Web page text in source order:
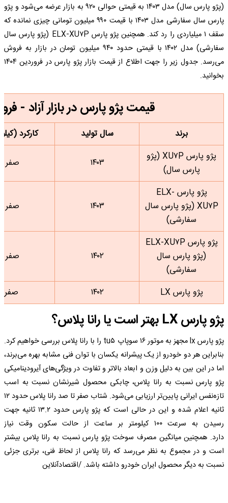
(پژو پارس سال) مدل ۱۴۰۳ به قیمتی حوالی ۹۲۰ به بازار عرضه می‌شود و پژو
پارس سال سفارشی مدل ۱۴۰۳ با قیمت ۹۹۰ میلیون تومانی چیزی نمانده که
سقف ۱ میلیاردی را رد کند. همچنین پژو پارس ELX-XU۷P (پژو پارس سال
سفارشی) مدل ۱۴۰۲ با قیمتی حدود ۹۴۰ میلیون تومان در بازار به فروش
می‌رسد. جدول زیر را جهت اطلاع از قیمت بازار پژو پارس در فروردین ۱۴۰۴
بخوانید.
قیمت پژو پارس در بازار آزاد -
برند سال تولید
کارکرد
پژو پارس XU۷P (پژو
پارس سال)
۱۴۰۳ صفر
پژو پارس ELX-
XU۷P (پژو پارس سال
سفارشی)
۱۴۰۳ صفر
پژو پارس ELX-XU۷P
(پژو پارس سال
سفارشی)
۱۴۰۲ صفر
پژو پارس LX ۱۴۰۲ صفر
پژو پارس LX بهتر است یا رانا پلاس؟
پژو پارس lx مجهز به موتور ۱۶ سوپاپ tu۵ را با رانا‌ پلاس بررسی خواهیم کرد.
بنابراین هر دو خودرو از یک پیشرانه یکسان با توان فنی مشابه بهره می‌برند،
اما در این بین به دلیل وزن و ابعاد بالاتر و تفاوت در ویژگی‌های آیرودینامیکی
پژو پارس نسبت به رانا پلاس، چابکی محصول شیرنشان نسبت به اسب
تازه‌نفس ایرانی پایین‌تر ارزیابی می‌شود. شتاب صفر تا صد رانا پلاس حدود ۱۲
ثانیه اعلام شده و این در حالی است که پژو پارس حدود ۱۳.۲ ثانیه جهت
رسیدن به سرعت ۱۰۰ کیلومتر بر ساعت از حالت سکون وقت نیاز
دارد. همچنین میانگین مصرف سوخت پژو پارس نسبت به رانا پلاس بیشتر
است و در مجموع به نظر می‌رسد که رانا پلاس از لحاظ فنی، برتری جزئی
نسبت به دیگر محصول ایران خودرو داشته باشد. /اقتصادآنلاین